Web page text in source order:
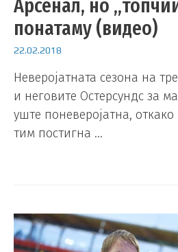
Арсенал, но
понатаму (видео)
22.02.2018
Неверојатната сезона на
и неговите Остерсундс за
уште поневеројатна,
тим постигна …